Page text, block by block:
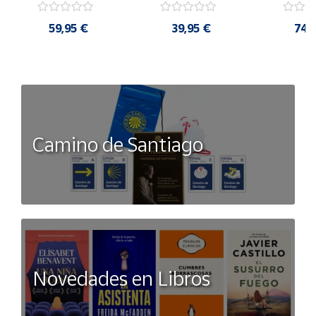
205112-CHOC
COMODAS
59,95 €
006 PANTALONES
39,95 €
Camino de Santiago
Novedades en Libros